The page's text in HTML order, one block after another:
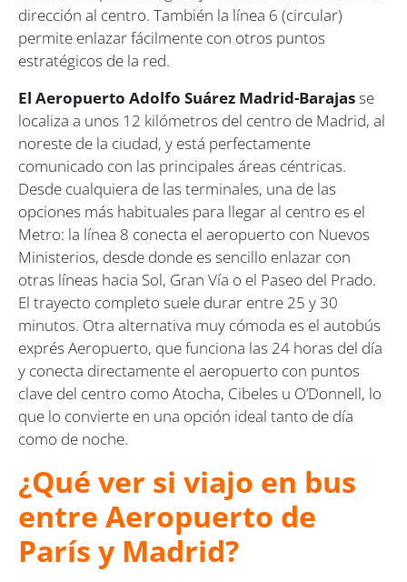
dirección al centro. También la línea 6 (circular)
permite enlazar fácilmente con otros puntos
estratégicos de la red.
El Aeropuerto Adolfo Suárez Madrid-Barajasse
localiza a unos 12 kilómetros del centro de Madrid, al
noreste de la ciudad, y está perfectamente
comunicado con las principales áreas céntricas.
Desde cualquiera de las terminales, una de las
opciones más habituales para llegar al centro es el
Metro: la línea 8 conecta el aeropuerto con Nuevos
Ministerios, desde donde es sencillo enlazar con
otras líneas hacia Sol, Gran Vía o el Paseo del Prado.
El trayecto completo suele durar entre 25 y 30
minutos. Otra alternativa muy cómoda es el autobús
exprés Aeropuerto, que funciona las 24 horas del día
y conecta directamente el aeropuerto con puntos
clave del centro como Atocha, Cibeles u O’Donnell, lo
que lo convierte en una opción ideal tanto de día
como de noche.
¿Qué ver si viajo en bus
entre Aeropuerto de
París y Madrid?